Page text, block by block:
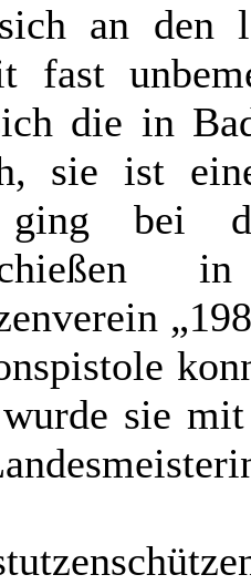
an den
fast
die in
sie ist
bei
sie